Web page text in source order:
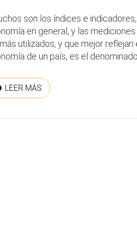
son los índices e
en general, y las
utilizados, y que mejor
de un país, es el
LEER MÁS